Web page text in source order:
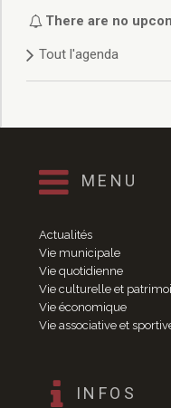
Délibérations
Délibérations
Délibérations
Délibérations
Délibérations
Délibérations
Délibérations
Délibérations
Agenda
Marchés publics
Vie quotidienne
There are no
Tout l'agenda
MENU
Actualités
Vie municipale
Vie quotidienne
Vie culturelle et
Vie économique
Vie associative et
INFOS